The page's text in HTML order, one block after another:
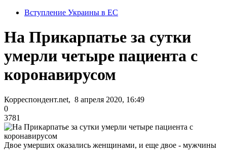
Вступление Украины в ЕС
На Прикарпатье за сутки
умерли четыре пациента с
коронавирусом
Корреспондент.net, 8 апреля 2020, 16:49
0
3781
Двое умерших оказались женщинами, и еще двое - мужчины